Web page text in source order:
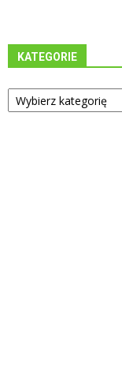
KATEGORIE
Kategorie